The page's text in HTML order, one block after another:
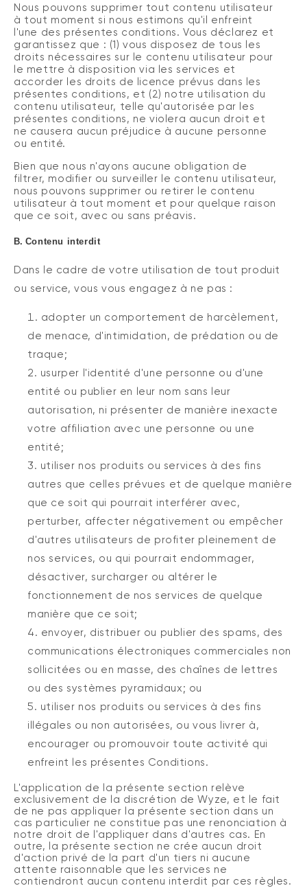
Nous pouvons supprimer tout contenu utilisateur
à tout moment si nous estimons qu'il enfreint
l'une des présentes conditions. Vous déclarez et
garantissez que : (1) vous disposez de tous les
droits nécessaires sur le contenu utilisateur pour
le mettre à disposition via les services et
accorder les droits de licence prévus dans les
présentes conditions, et (2) notre utilisation du
contenu utilisateur, telle qu'autorisée par les
présentes conditions, ne violera aucun droit et
ne causera aucun préjudice à aucune personne
ou entité.
Bien que nous n'ayons aucune obligation de
filtrer, modifier ou surveiller le contenu utilisateur,
nous pouvons supprimer ou retirer le contenu
utilisateur à tout moment et pour quelque raison
que ce soit, avec ou sans préavis.
B. Contenu interdit
Dans le cadre de votre utilisation de tout produit
ou service, vous vous engagez à ne pas :
adopter un comportement de harcèlement,
de menace, d'intimidation, de prédation ou de
traque;
usurper l'identité d'une personne ou d'une
entité ou publier en leur nom sans leur
autorisation, ni présenter de manière inexacte
votre affiliation avec une personne ou une
entité;
utiliser nos produits ou services à des fins
autres que celles prévues et de quelque manière
que ce soit qui pourrait interférer avec,
perturber, affecter négativement ou empêcher
d'autres utilisateurs de profiter pleinement de
nos services, ou qui pourrait endommager,
désactiver, surcharger ou altérer le
fonctionnement de nos services de quelque
manière que ce soit;
envoyer, distribuer ou publier des spams, des
communications électroniques commerciales non
sollicitées ou en masse, des chaînes de lettres
ou des systèmes pyramidaux; ou
utiliser nos produits ou services à des fins
illégales ou non autorisées, ou vous livrer à,
encourager ou promouvoir toute activité qui
enfreint les présentes Conditions.
L'application de la présente section relève
exclusivement de la discrétion de Wyze, et le fait
de ne pas appliquer la présente section dans un
cas particulier ne constitue pas une renonciation à
notre droit de l'appliquer dans d'autres cas. En
outre, la présente section ne crée aucun droit
d'action privé de la part d'un tiers ni aucune
attente raisonnable que les services ne
contiendront aucun contenu interdit par ces règles.